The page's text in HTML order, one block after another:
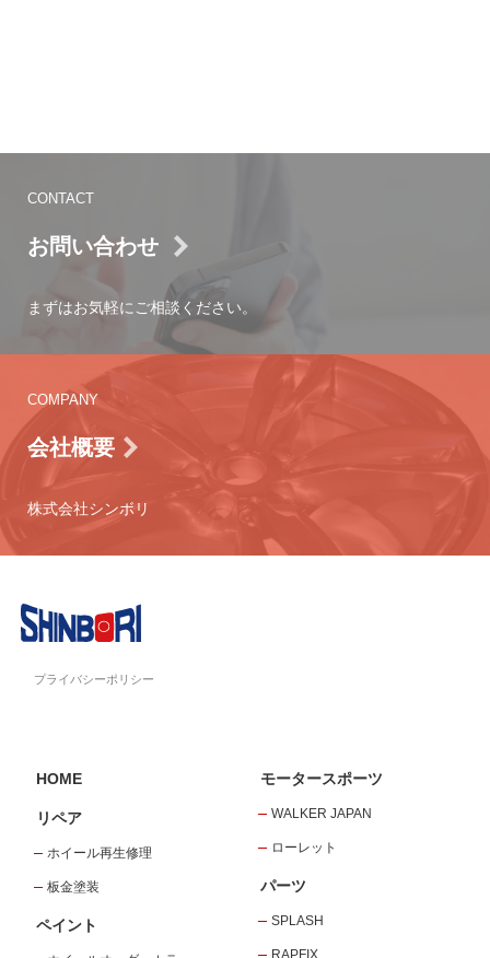
CONTACT
お問い合わせ
まずはお気軽にご相談ください。
COMPANY
会社概要
株式会社シンボリ
プライバシーポリシー
HOME
リペア
ホイール再生修理
板金塗装
ペイント
モータースポーツ
WALKER JAPAN
ローレット
パーツ
SPLASH
RAPFIX